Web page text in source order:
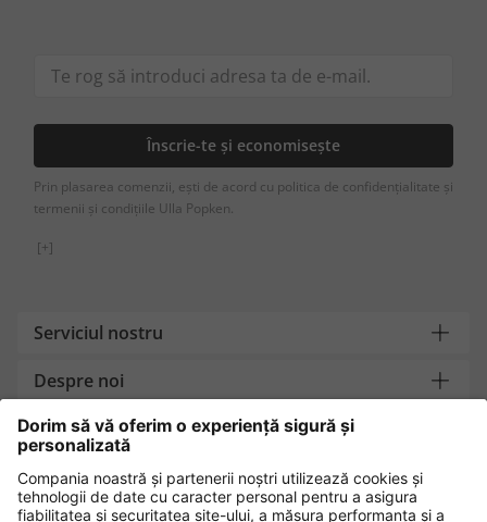
Înscrie-te și economisește
Prin plasarea comenzii, ești de acord cu politica de confidențialitate și
termenii și condițiile Ulla Popken.
[+]
Serviciul nostru
Despre noi
Contact
Metode de plată